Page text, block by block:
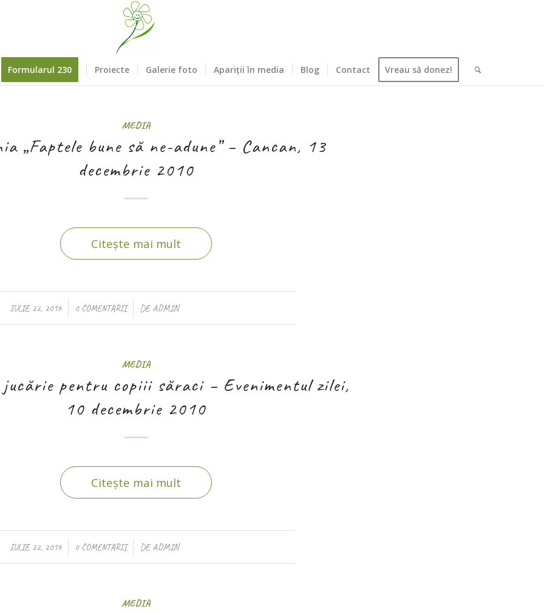
Formularul 230 Proiecte Galerie foto Apariții în media Blog Contact Vreau să donez!
MEDIA
„Faptele bune să ne-adune” – Cancan, 13
decembrie 2010
Citește mai mult
IULIE 22, 2016
/ 0 COMENTARII
/ DE ADMIN
MEDIA
jucărie pentru copiii săraci – Evenimentul zilei,
10 decembrie 2010
Citește mai mult
IULIE 22, 2016
/ 0 COMENTARII
/ DE ADMIN
MEDIA